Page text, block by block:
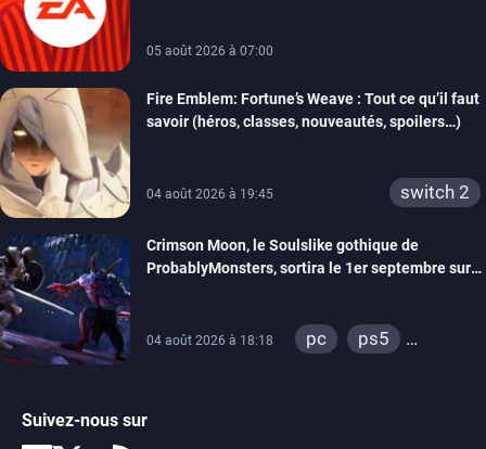
05 août 2026 à 07:00
Fire Emblem: Fortune’s Weave : Tout ce qu’il faut
savoir (héros, classes, nouveautés, spoilers…)
04 août 2026 à 19:45 switch 2
Crimson Moon, le Soulslike gothique de
ProbablyMonsters, sortira le 1er septembre sur
04 août 2026 à 18:18 pc
ps5
Suivez-nous sur